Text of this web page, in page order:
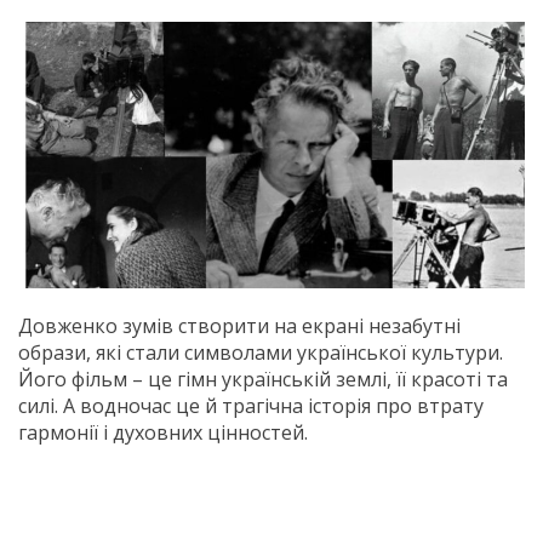
Довженко зумів створити на екрані незабутні
образи, які стали символами української культури.
Його фільм – це гімн українській землі, її красоті та
силі. А водночас це й трагічна історія про втрату
гармонії і духовних цінностей.